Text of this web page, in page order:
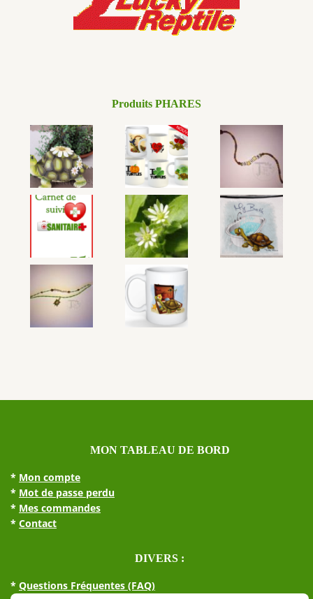
Produits PHARES
MON TABLEAU DE BORD
* Mon compte
* Mot de passe perdu
* Mes commandes
* Contact
DIVERS :
* Questions Fréquentes (FAQ)